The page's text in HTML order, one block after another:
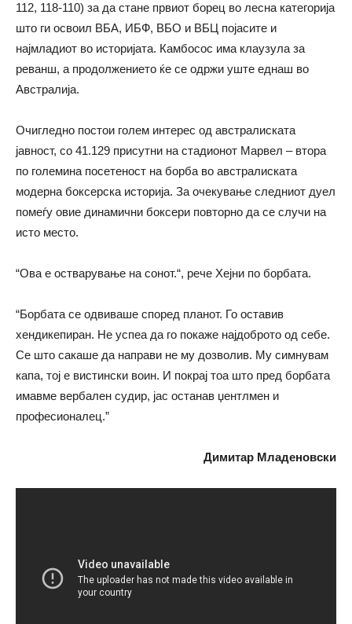
112, 118-110) за да стане првиот борец во лесна категорија
што ги освоил ВБА, ИБФ, ВБО и ВБЦ појасите и
најмладиот во историјата. Камбосос има клаузула за
реванш, а продолжението ќе се одржи уште еднаш во
Австралија.
Очигледно постои голем интерес од австралиската
јавност, со 41.129 присутни на стадионот Марвел – втора
по големина посетеност на борба во австралиската
модерна боксерска историја. За очекување следниот дуел
помеѓу овие динамични боксери повторно да се случи на
исто место.
“Ова е остварување на сонот.“, рече Хеjни по борбата.
“Борбата се одвиваше според планот. Го оставив
хендикепиран. Не успеа да го покаже најдоброто од себе.
Се што сакаше да направи не му дозволив. Му симнувам
капа, тој е вистински воин. И покрај тоа што пред борбата
имавме вербален судир, јас останав џентлмен и
професионалец.”
Димитар Младеновски